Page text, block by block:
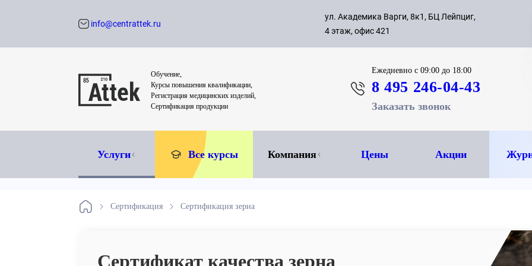
с 09:00
8 495
info@centrattek.ru
ул. Академика Варги, 8к1, БЦ Лейпциг,
4 этаж, офис 421
Обучение,
Курсы повышения квалификации,
Регистрация медицинских изделий,
Сертификация продукции
Ежедневнос 09:00 до 18:00
8 495 246-04-43
Заказать звонок
Услуги Все курсы Компания Цены Акции
Сертификация Сертификация зерна
Сертификат качества зерна